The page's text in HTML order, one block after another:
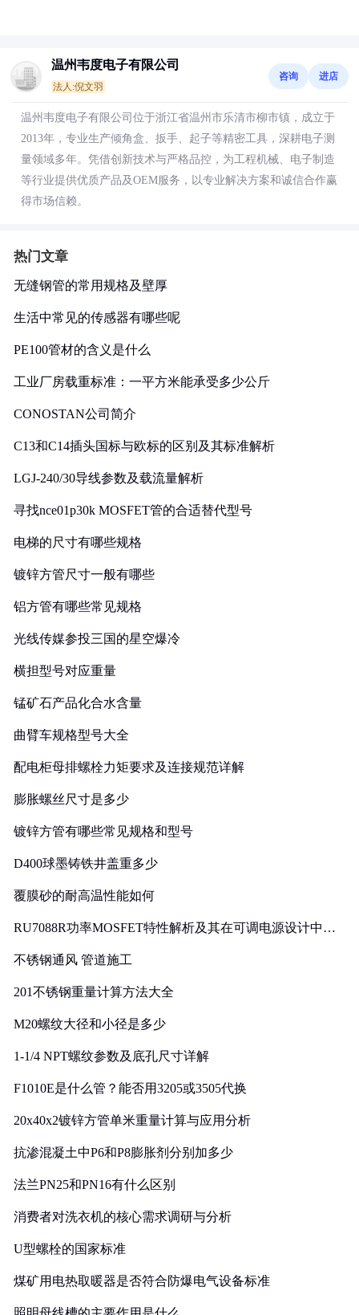
温州韦度电子有限公司
法人:倪文羽
咨询 进店
温州韦度电子有限公司位于浙江省温州市乐清市柳市镇，成立于
2013年，专业生产倾角盒、扳手、起子等精密工具，深耕电子测
量领域多年。凭借创新技术与严格品控，为工程机械、电子制造
等行业提供优质产品及OEM服务，以专业解决方案和诚信合作赢
得市场信赖。
热门文章
无缝钢管的常用规格及壁厚
生活中常见的传感器有哪些呢
PE100管材的含义是什么
工业厂房载重标准：一平方米能承受多少公斤
CONOSTAN公司简介
C13和C14插头国标与欧标的区别及其标准解析
LGJ-240/30导线参数及载流量解析
寻找nce01p30k MOSFET管的合适替代型号
电梯的尺寸有哪些规格
镀锌方管尺寸一般有哪些
铝方管有哪些常见规格
光线传媒参投三国的星空爆冷
横担型号对应重量
锰矿石产品化合水含量
曲臂车规格型号大全
配电柜母排螺栓力矩要求及连接规范详解
膨胀螺丝尺寸是多少
镀锌方管有哪些常见规格和型号
D400球墨铸铁井盖重多少
覆膜砂的耐高温性能如何
RU7088R功率MOSFET特性解析及其在可调电源设计中的
不锈钢通风 管道施工
201不锈钢重量计算方法大全
M20螺纹大径和小径是多少
1-1/4 NPT螺纹参数及底孔尺寸详解
F1010E是什么管？能否用3205或3505代换
20x40x2镀锌方管单米重量计算与应用分析
抗渗混凝土中P6和P8膨胀剂分别加多少
法兰PN25和PN16有什么区别
消费者对洗衣机的核心需求调研与分析
U型螺栓的国家标准
煤矿用电热取暖器是否符合防爆电气设备标准